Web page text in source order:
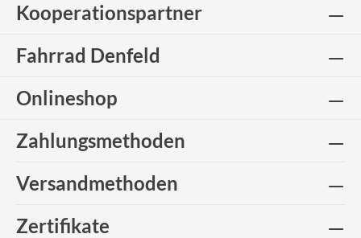
Kooperationspartner
Fahrrad Denfeld
Onlineshop
Zahlungsmethoden
Versandmethoden
Zertifikate